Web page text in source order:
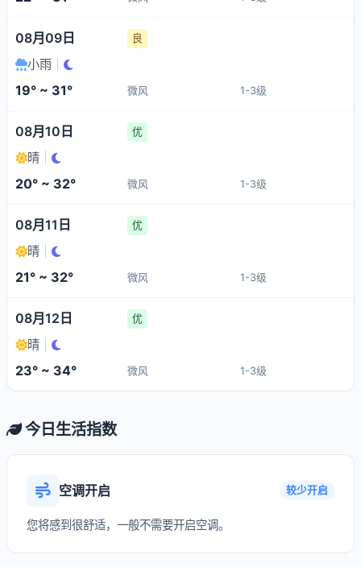
08月09日 良
小雨
19° ~ 31° 微风 1-3级
08月10日 优
晴
20° ~ 32° 微风 1-3级
08月11日 优
晴
21° ~ 32° 微风 1-3级
08月12日 优
晴
23° ~ 34° 微风 1-3级
今日生活指数
空调开启 较少开启
您将感到很舒适，一般不需要开启空调。